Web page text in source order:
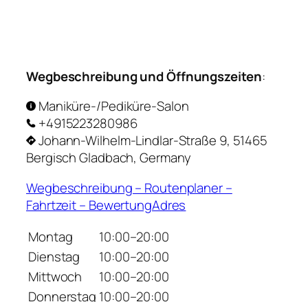
Wegbeschreibung und Öffnungszeiten:
Maniküre-/Pediküre-Salon
+4915223280986
Johann-Wilhelm-Lindlar-Straße 9, 51465
Bergisch Gladbach, Germany
Wegbeschreibung – Routenplaner –
Fahrtzeit – BewertungAdres
Montag
10:00–20:00
Dienstag
10:00–20:00
Mittwoch
10:00–20:00
Donnerstag 10:00–20:00